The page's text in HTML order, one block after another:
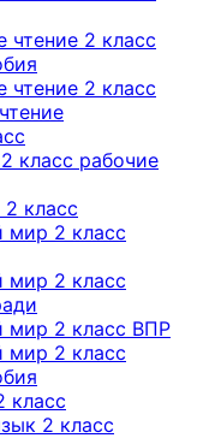
чтение 2 класс
чтение 2 класс
класс рабочие
класс
2 класс
2 класс
2 класс ВПР
2 класс
класс
2 класс